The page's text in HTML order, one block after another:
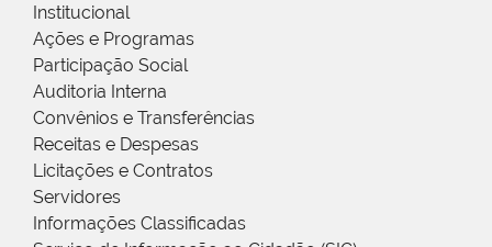
Institucional
Ações e Programas
Participação Social
Auditoria Interna
Convênios e Transferências
Receitas e Despesas
Licitações e Contratos
Servidores
Informações Classificadas